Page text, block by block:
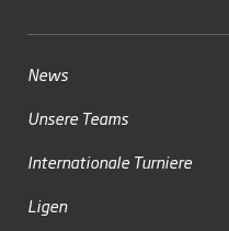
News
Unsere Teams
Internationale Turniere
Ligen